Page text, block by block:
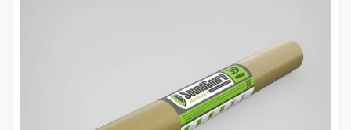
sales@stroyholding.ru